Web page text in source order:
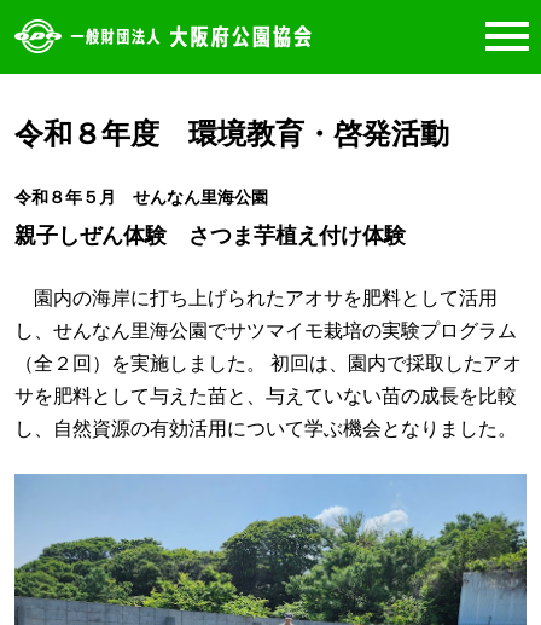
令和８年度 環境教育・啓発活動
令和８年５月 せんなん里海公園
親子しぜん体験 さつま芋植え付け体験
園内の海岸に打ち上げられたアオサを肥料として活用
し、せんなん里海公園でサツマイモ栽培の実験プログラム
（全２回）を実施しました。 初回は、園内で採取したアオ
サを肥料として与えた苗と、与えていない苗の成長を比較
し、自然資源の有効活用について学ぶ機会となりました。